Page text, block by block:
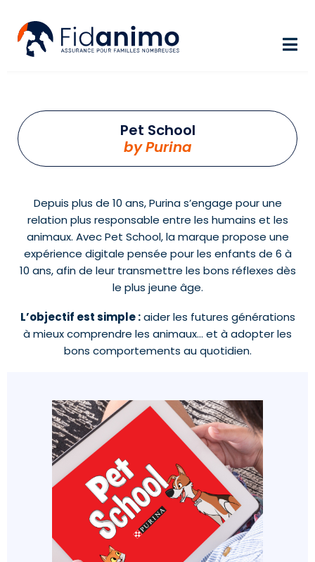
Pet School
by Purina
Depuis plus de 10 ans, Purina s’engage pour une
relation plus responsable entre les humains et les
animaux. Avec Pet School, la marque propose une
expérience digitale pensée pour les enfants de 6 à
10 ans, afin de leur transmettre les bons réflexes dès
le plus jeune âge.
L’objectif est simple :aider les futures générations
à mieux comprendre les animaux… et à adopter les
bons comportements au quotidien.